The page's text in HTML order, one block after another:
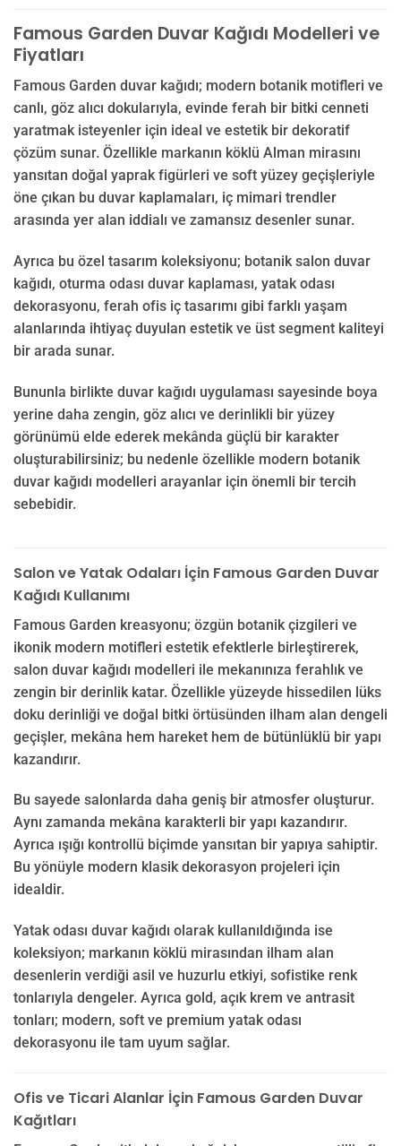
Famous Garden Duvar Kağıdı Modelleri ve
Fiyatları
Famous Garden duvar kağıdı; modern botanik motifleri ve
canlı, göz alıcı dokularıyla, evinde ferah bir bitki cenneti
yaratmak isteyenler için ideal ve estetik bir dekoratif
çözüm sunar. Özellikle markanın köklü Alman mirasını
yansıtan doğal yaprak figürleri ve soft yüzey geçişleriyle
öne çıkan bu duvar kaplamaları, iç mimari trendler
arasında yer alan iddialı ve zamansız desenler sunar.
Ayrıca bu özel tasarım koleksiyonu; botanik salon duvar
kağıdı, oturma odası duvar kaplaması, yatak odası
dekorasyonu, ferah ofis iç tasarımı gibi farklı yaşam
alanlarında ihtiyaç duyulan estetik ve üst segment kaliteyi
bir arada sunar.
Bununla birlikte duvar kağıdı uygulaması sayesinde boya
yerine daha zengin, göz alıcı ve derinlikli bir yüzey
görünümü elde ederek mekânda güçlü bir karakter
oluşturabilirsiniz; bu nedenle özellikle modern botanik
duvar kağıdı modelleri arayanlar için önemli bir tercih
sebebidir.
Salon ve Yatak Odaları İçin Famous Garden Duvar
Kağıdı Kullanımı
Famous Garden kreasyonu; özgün botanik çizgileri ve
ikonik modern motifleri estetik efektlerle birleştirerek,
salon duvar kağıdı modelleri ile mekanınıza ferahlık ve
zengin bir derinlik katar. Özellikle yüzeyde hissedilen lüks
doku derinliği ve doğal bitki örtüsünden ilham alan dengeli
geçişler, mekâna hem hareket hem de bütünlüklü bir yapı
kazandırır.
Bu sayede salonlarda daha geniş bir atmosfer oluşturur.
Aynı zamanda mekâna karakterli bir yapı kazandırır.
Ayrıca ışığı kontrollü biçimde yansıtan bir yapıya sahiptir.
Bu yönüyle modern klasik dekorasyon projeleri için
idealdir.
Yatak odası duvar kağıdı olarak kullanıldığında ise
koleksiyon; markanın köklü mirasından ilham alan
desenlerin verdiği asil ve huzurlu etkiyi, sofistike renk
tonlarıyla dengeler. Ayrıca gold, açık krem ve antrasit
tonları; modern, soft ve premium yatak odası
dekorasyonu ile tam uyum sağlar.
Ofis ve Ticari Alanlar İçin Famous Garden Duvar
Kağıtları